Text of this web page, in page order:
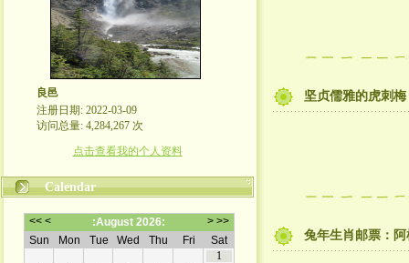
良邑
注册日期: 2022-03-09
访问总量: 4,284,267 次
点击查看我的个人资料
Calendar
坚贞儒雅的虎刺梅
兔年生肖邮票：阿